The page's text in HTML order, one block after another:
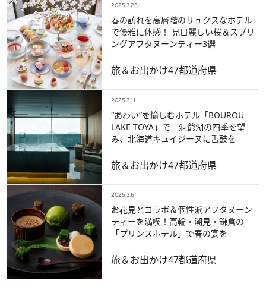
2025.3.25
春の訪れを高層階のリュクスなホテル
で優雅に体感！ 見目麗しい桜＆スプリ
ングアフタヌーンティー3選
旅＆お出かけ47都道府県
2025.3.11
“あわい”を愉しむホテル「BOUROU
LAKE TOYA」で 洞爺湖の四季を望
み、北海道キュイジーヌに舌鼓を
旅＆お出かけ47都道府県
2025.3.6
お花見とコラボ＆個性派アフタヌーン
ティーを満喫！高輪・潮見・鎌倉の
「プリンスホテル」で春の宴を
旅＆お出かけ47都道府県